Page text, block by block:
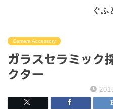
ぐふ
Camera Accessory
ガラスセラミック
クター